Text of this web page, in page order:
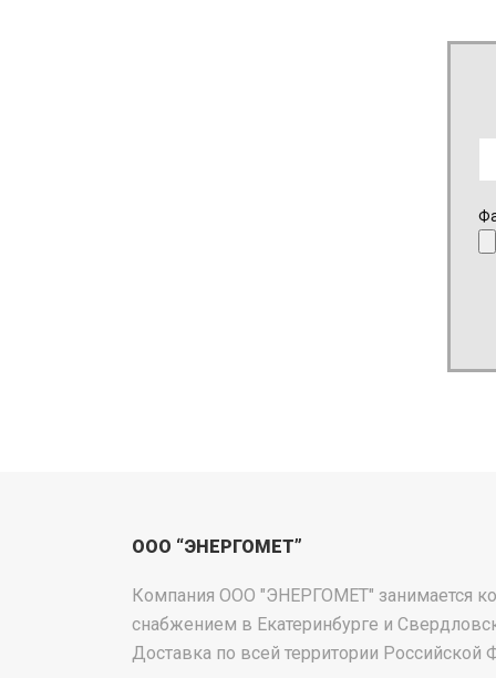
ООО “ЭНЕРГОМЕТ”
Компания ООО "ЭНЕРГОМЕТ" занимается
снабжением в Екатеринбурге и
Доставка по всей территории Российской